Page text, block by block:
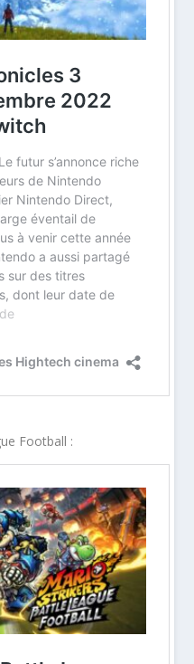
Football :